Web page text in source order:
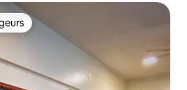
les plus appréciés